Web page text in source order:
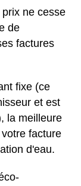
ne cesse
de
factures
fixe (ce
et est
la meilleure
facture
d'eau.